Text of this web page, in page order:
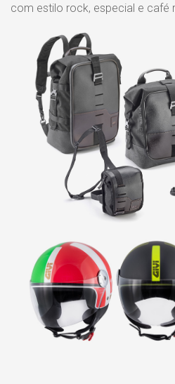
com estilo rock, especial e café